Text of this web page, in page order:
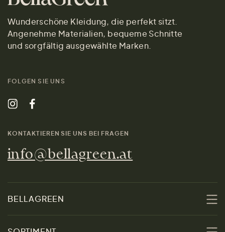
Wunderschöne Kleidung, die perfekt sitzt.
Angenehme Materialien, bequeme Schnitte
und sorgfältig ausgewählte Marken.
FOLGEN SIE UNS
KONTAKTIEREN SIE UNS BEI FRAGEN
info@bellagreen.at
BELLAGREEN